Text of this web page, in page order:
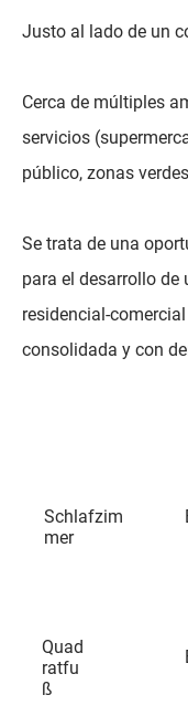
Justo al lado de un
Cerca de múltiples
servicios
público, zonas
Se trata de una
para el desarrollo
residencial-
consolidada y con
Schlafzim
mer
Quad
ratfu
ß